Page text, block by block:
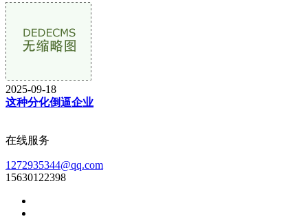
2025-09-18
这种分化倒逼企业
在线服务
1272935344@qq.com
15630122398